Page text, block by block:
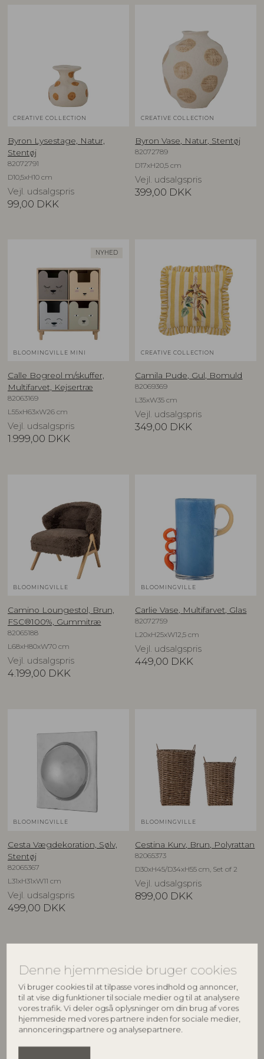
Denne hjemmeside bruger cookies
Vi bruger cookies til at tilpasse vores indhold og annoncer,
til at vise dig funktioner til sociale medier og til at analysere
vores trafik. Vi deler også oplysninger om din brug af vores
hjemmeside med vores partnere inden for sociale medier,
annonceringspartnere og analysepartnere.
CREATIVE COLLECTION
Byron Lysestage, Natur,
Stentøj
82072791
D10,5xH10 cm
Vejl. udsalgspris
99,00 DKK
CREATIVE COLLECTION
Byron Vase, Natur, Stentøj
82072789
D17xH20,5 cm
Vejl. udsalgspris
399,00 DKK
NYHED
BLOOMINGVILLE MINI
Calle Bogreol m/skuffer,
Multifarvet, Kejsertræ
82063169
L55xH63xW26 cm
Vejl. udsalgspris
1.999,00 DKK
CREATIVE COLLECTION
Camila Pude, Gul, Bomuld
82069369
L35xW35 cm
Vejl. udsalgspris
349,00 DKK
BLOOMINGVILLE
Camino Loungestol, Brun,
FSC®100%, Gummitræ
82065188
L68xH80xW70 cm
Vejl. udsalgspris
4.199,00 DKK
BLOOMINGVILLE
Carlie Vase, Multifarvet, Glas
82072759
L20xH25xW12,5 cm
Vejl. udsalgspris
449,00 DKK
BLOOMINGVILLE
Cesta Vægdekoration, Sølv,
Stentøj
82065367
L31xH31xW11 cm
Vejl. udsalgspris
499,00 DKK
BLOOMINGVILLE
Cestina Kurv, Brun, Polyrattan
82065373
D30xH45/D34xH55 cm, Set of 2
Vejl. udsalgspris
899,00 DKK